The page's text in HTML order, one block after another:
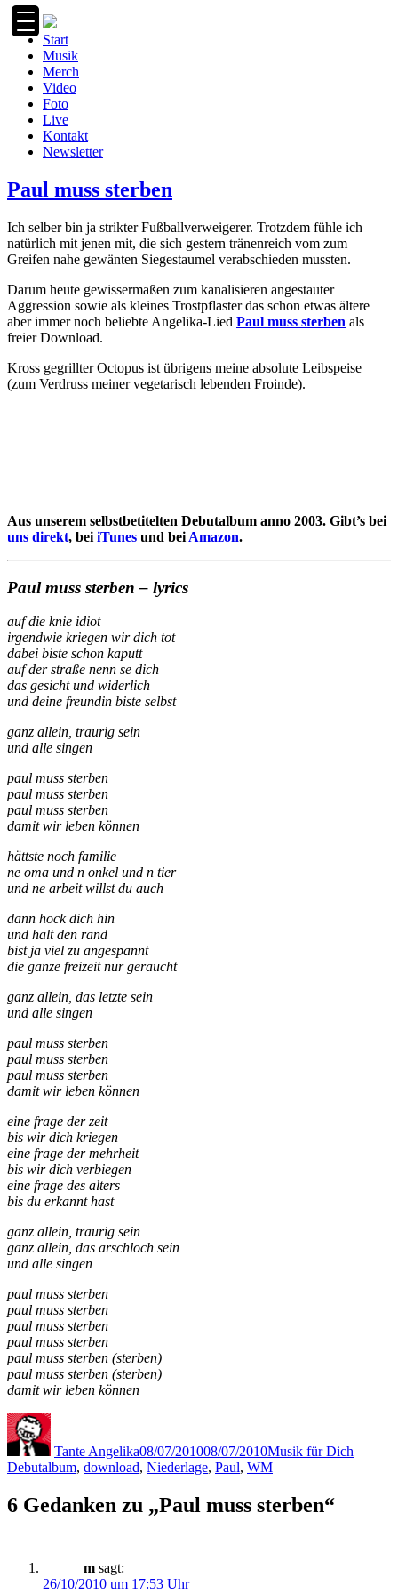
Zum
Inhalt
springen
Start
Musik
Merch
Video
Foto
Live
Kontakt
Newsletter
Paul muss sterben
Ich selber bin ja strikter Fußballverweigerer. Trotzdem fühle ich
natürlich mit jenen mit, die sich gestern tränenreich vom zum
Greifen nahe gewänten Siegestaumel verabschieden mussten.
Darum heute gewissermaßen zum kanalisieren angestauter
Aggression sowie als kleines Trostpflaster das schon etwas ältere
aber immer noch beliebte Angelika-Lied Paul muss sterben als
freier Download.
Kross gegrillter Octopus ist übrigens meine absolute Leibspeise
(zum Verdruss meiner vegetarisch lebenden Froinde).
Aus unserem selbstbetitelten Debutalbum anno 2003. Gibt’s bei
uns direkt, bei iTunes und bei Amazon.
Paul muss sterben – lyrics
auf die knie idiot
irgendwie kriegen wir dich tot
dabei biste schon kaputt
auf der straße nenn se dich
das gesicht und widerlich
und deine freundin biste selbst
ganz allein, traurig sein
und alle singen
paul muss sterben
paul muss sterben
paul muss sterben
damit wir leben können
hättste noch familie
ne oma und n onkel und n tier
und ne arbeit willst du auch
dann hock dich hin
und halt den rand
bist ja viel zu angespannt
die ganze freizeit nur geraucht
ganz allein, das letzte sein
und alle singen
paul muss sterben
paul muss sterben
paul muss sterben
damit wir leben können
eine frage der zeit
bis wir dich kriegen
eine frage der mehrheit
bis wir dich verbiegen
eine frage des alters
bis du erkannt hast
ganz allein, traurig sein
ganz allein, das arschloch sein
und alle singen
paul muss sterben
paul muss sterben
paul muss sterben
paul muss sterben
paul muss sterben (sterben)
paul muss sterben (sterben)
damit wir leben können
Autor
Tante Angelika08/07/201008/07/2010Musik für Dich
Debutalbum, download, Niederlage, Paul, WM
6 Gedanken zu „Paul muss sterben“
m sagt:
26/10/2010 um 17:53 Uhr